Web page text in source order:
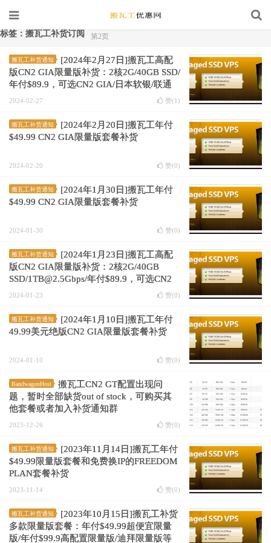
标签：搬瓦工补货订阅 第2页
搬瓦工补货通知
[2024年2月27日]搬瓦工高配
版CN2 GIA限量版补货：2核2G/40GB SSD/
年付$89.9，可选CN2 GIA/日本软银/联通
AS9929等
2024-02-27 赞(1 )
搬瓦工补货通知
[2024年2月20日]搬瓦工年付
$49.99 CN2 GIA限量版套餐补货
2024-02-20 赞(0)
搬瓦工补货通知
[2024年1月30日]搬瓦工年付
$49.99 CN2 GIA限量版套餐补货
2024-01-30 赞(0)
搬瓦工补货通知
[2024年1月23日]搬瓦工高配
版CN2 GIA限量版补货：2核2G/40GB
SSD/1TB@2.5Gbps/年付$89.9，可选CN2
GIA/日本软银/联通AS9929
2024-01-23 赞(0)
搬瓦工补货通知
[2024年1月10日]搬瓦工年付
49.99美元绝版CN2 GIA限量版套餐补货
2024-01-10 赞(0)
BandwagonHost
搬瓦工CN2 GT配置出现问
题，暂时全部缺货out of stock，可购买其
他套餐或者加入补货通知群
2023-12-26 赞(0)
搬瓦工补货通知
[2023年11月14日]搬瓦工年付
$49.99限量版套餐和免费换IP的FREEDOM
PLAN套餐补货
2023-11-14 赞(0)
搬瓦工补货通知
[2023年10月15日]搬瓦工补货
多款限量版套餐：年付$49.99超便宜限量
版/年付$99.9高配置限量版/迪拜限量版等